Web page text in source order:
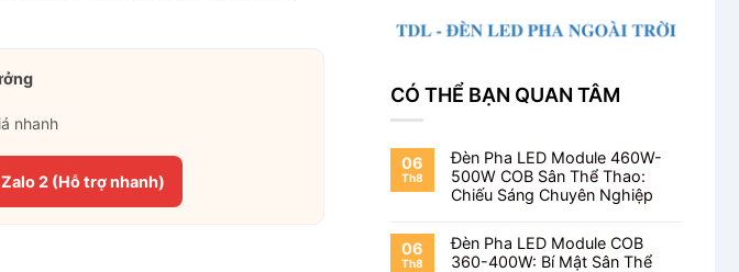
nhanh
Zalo 2 (Hỗ trợ nhanh)
CÓ THỂ BẠN QUAN TÂM
06
Th8
Đèn Pha LED Module 460W-
500W COB Sân Thể Thao:
Chiếu Sáng Chuyên Nghiệp
06
Th8
Đèn Pha LED Module COB
360-400W: Bí Mật Sân Thể